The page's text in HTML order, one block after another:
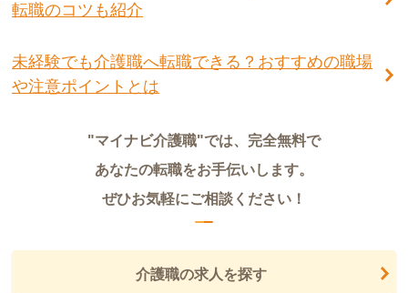
転職のコツも紹介
未経験でも介護職へ転職できる？おすすめの職場
や注意ポイントとは
"マイナビ介護職"では、完全無料で
あなたの転職をお手伝いします。
ぜひお気軽にご相談ください！
介護職の求人を探す